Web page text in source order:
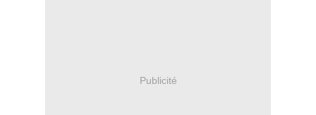
Publicité